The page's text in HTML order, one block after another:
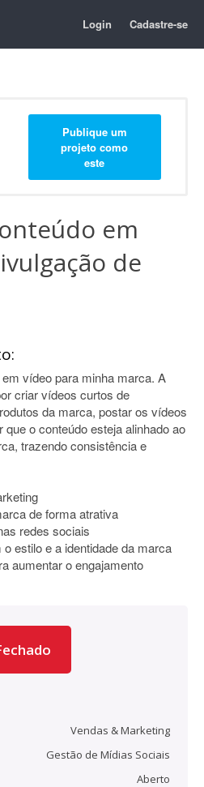
Login Cadastre-se
Publique um
projeto como
este
em
de
vídeo para minha marca. A
criar vídeos curtos de
da marca, postar os vídeos
o conteúdo esteja alinhado ao
trazendo consistência e
de forma atrativa
redes sociais
estilo e a identidade da marca
aumentar o engajamento
Vendas & Marketing
Gestão de Mídias Sociais
Aberto